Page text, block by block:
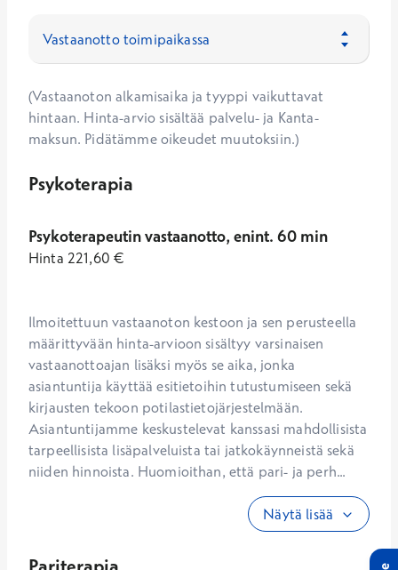
(Vastaanoton alkamisaika ja tyyppi vaikuttavat
hintaan. Hinta-arvio sisältää palvelu- ja Kanta-
maksun. Pidätämme oikeudet muutoksiin.)
Psykoterapia
Psykoterapeutin vastaanotto, enint. 60 min
Hinta 221,60 €
Ilmoitettuun vastaanoton kestoon ja sen perusteella
määrittyvään hinta-arvioon sisältyy varsinaisen
vastaanottoajan lisäksi myös se aika, jonka
asiantuntija käyttää esitietoihin tutustumiseen sekä
kirjausten tekoon potilastietojärjestelmään.
Asiantuntijamme keskustelevat kanssasi mahdollisista
tarpeellisista lisäpalveluista tai jatkokäynneistä sekä
niiden hinnoista. Huomioithan, että pari- ja perh...
Näytä lisää